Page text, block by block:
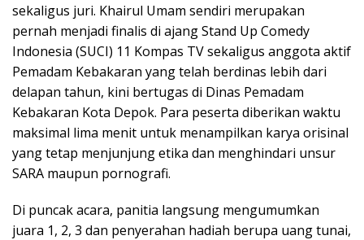
sekaligus juri. Khairul Umam sendiri merupakan
pernah menjadi finalis di ajang Stand Up Comedy
Indonesia (SUCI) 11 Kompas TV sekaligus anggota aktif
Pemadam Kebakaran yang telah berdinas lebih dari
delapan tahun, kini bertugas di Dinas Pemadam
Kebakaran Kota Depok. Para peserta diberikan waktu
maksimal lima menit untuk menampilkan karya orisinal
yang tetap menjunjung etika dan menghindari unsur
SARA maupun pornografi.
Di puncak acara, panitia langsung mengumumkan
juara 1, 2, 3 dan penyerahan hadiah berupa uang tunai,